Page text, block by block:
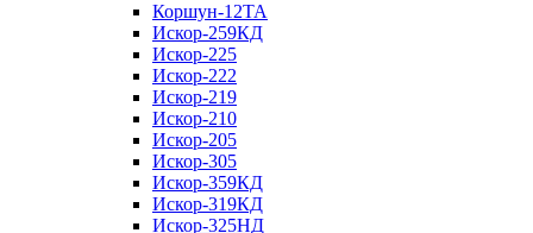
Коршун-12ТА
Искор-259КД
Искор-225
Искор-222
Искор-219
Искор-210
Искор-205
Искор-305
Искор-359КД
Искор-319КД
Искор-325НД